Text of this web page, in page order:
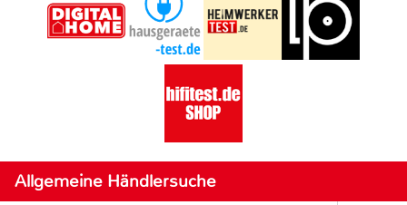
Allgemeine Händlersuche